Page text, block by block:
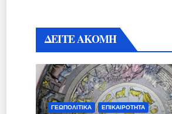
ΔΕΙΤΕ ΑΚΟΜΗ
ΓΕΩΠΟΛΙΤΙΚΆ ΕΠΙΚΑΙΡΌΤΗΤΑ